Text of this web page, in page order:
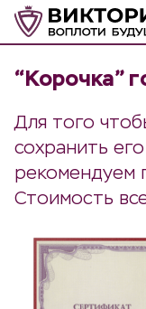
“Корочка”
Для того
сохранить
рекомендуем
Стоимость